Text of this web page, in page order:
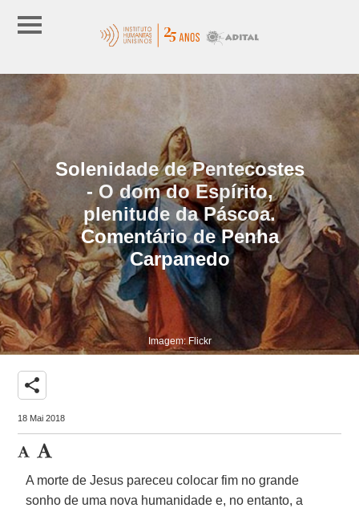
Solenidade de Pentecostes
- O dom do Espírito,
plenitude da Páscoa.
Comentário de Penha
Carpanedo
Imagem: Flickr
share
18 Mai 2018
A morte de Jesus pareceu colocar fim no grande
sonho de uma nova humanidade e, no entanto, a